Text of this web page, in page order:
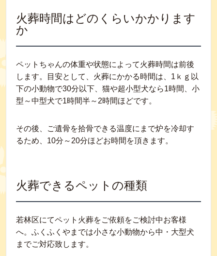
火葬時間はどのくらいかかります
か
ペットちゃんの体重や状態によって火葬時間は前後
します。目安として、火葬にかかる時間は、1ｋｇ以
下の小動物で30分以下、猫や超小型犬なら1時間、小
型～中型犬で1時間半～2時間ほどです。
その後、ご遺骨を拾骨できる温度にまで炉を冷却す
るため、10分～20分ほどお時間を頂きます。
火葬できるペットの種類
若林区にてペット火葬をご依頼をご検討中お客様
へ。ふくふくやまでは小さな小動物から中・大型犬
までご対応致します。